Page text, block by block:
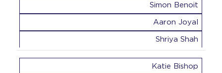
Simon Benoit
Aaron Joyal
Shriya Shah
Katie Bishop